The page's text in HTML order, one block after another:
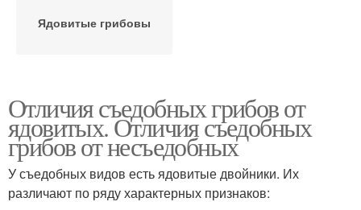
Ядовитые грибовы
Отличия съедобных грибов от
ядовитых. Отличия съедобных
грибов от несъедобных
У съедобных видов есть ядовитые двойники. Их
различают по ряду характерных признаков: